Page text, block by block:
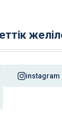
instagram